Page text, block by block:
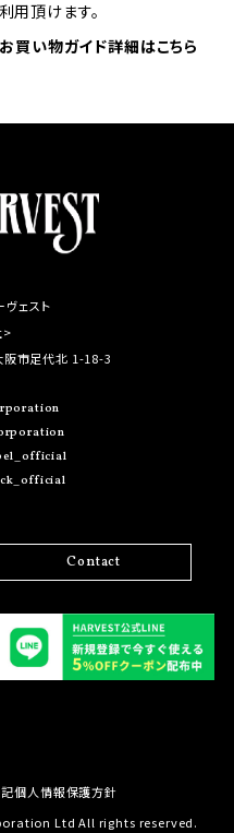
用頂けます。
お買い物ガイド詳細はこちら
ェスト
>
市足代北 1-18-3
Contact
個人情報保護方針
Ltd All rights reserved.